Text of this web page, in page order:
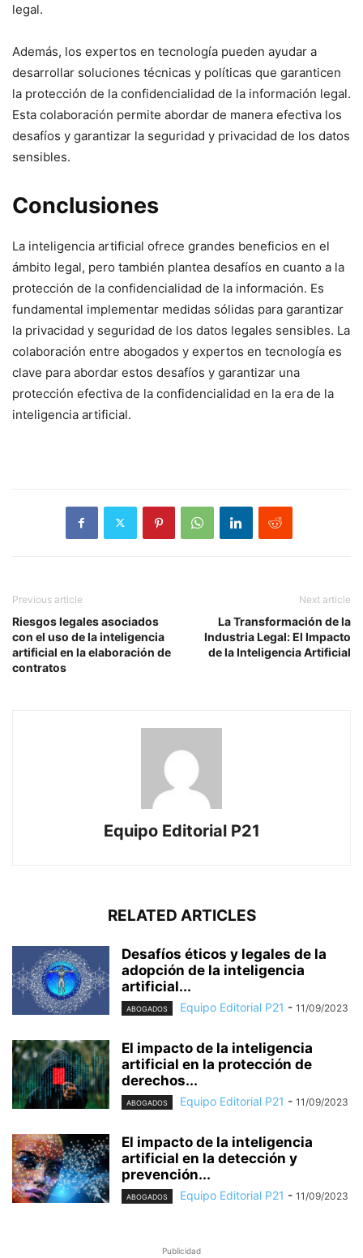
legal.
Además, los expertos en tecnología pueden ayudar a
desarrollar soluciones técnicas y políticas que garanticen
la protección de la confidencialidad de la información legal.
Esta colaboración permite abordar de manera efectiva los
desafíos y garantizar la seguridad y privacidad de los datos
sensibles.
Conclusiones
La inteligencia artificial ofrece grandes beneficios en el
ámbito legal, pero también plantea desafíos en cuanto a la
protección de la confidencialidad de la información. Es
fundamental implementar medidas sólidas para garantizar
la privacidad y seguridad de los datos legales sensibles. La
colaboración entre abogados y expertos en tecnología es
clave para abordar estos desafíos y garantizar una
protección efectiva de la confidencialidad en la era de la
inteligencia artificial.
Previous article
Riesgos legales asociados
con el uso de la inteligencia
artificial en la elaboración de
contratos
Next article
La Transformación de la
Industria Legal: El Impacto
de la Inteligencia Artificial
Equipo Editorial P21
RELATED ARTICLES
Desafíos éticos y legales de la
adopción de la inteligencia
artificial...
ABOGADOS Equipo Editorial P21 - 11/09/2023
El impacto de la inteligencia
artificial en la protección de
derechos...
ABOGADOS Equipo Editorial P21 - 11/09/2023
El impacto de la inteligencia
artificial en la detección y
prevención...
ABOGADOS Equipo Editorial P21 - 11/09/2023
Publicidad